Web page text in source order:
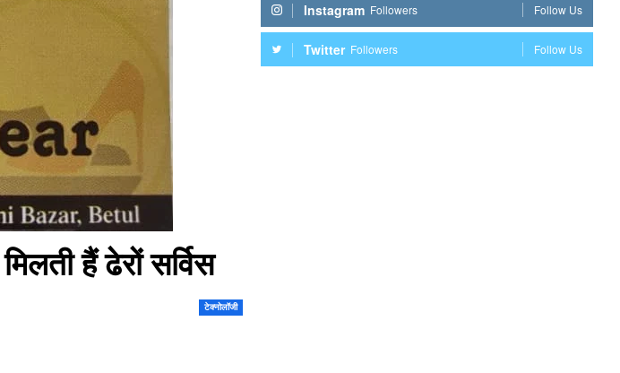
हैं ढेरों सर्विस
टेक्नोलॉजी
Instagram Followers Follow Us
Twitter Followers Follow Us